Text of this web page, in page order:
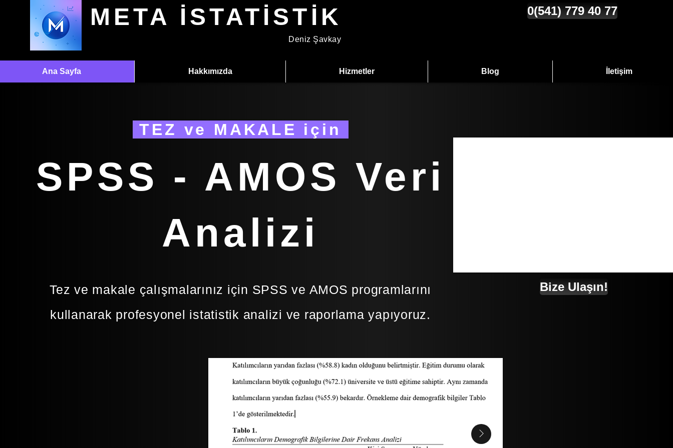
META İSTATİSTİK
Deniz Şavkay
0(541) 779 40 77
Ana Sayfa Hakkımızda Hizmetler Blog İletişim
TEZ ve MAKALE için
SPSS - AMOS Veri
Analizi
Tez ve makale çalışmalarınız için SPSS ve AMOS programlarını
kullanarak profesyonel istatistik analizi ve raporlama yapıyoruz.
Bize Ulaşın!